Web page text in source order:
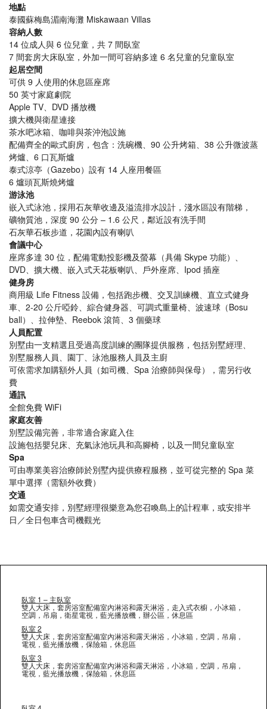
地點
泰國蘇梅島湄南海灘 Miskawaan Villas
容納人數
14 位成人與 6 位兒童，共 7 間臥室
7 間套房大床臥室，外加一間可容納多達 6 名兒童的兒童臥室
起居空間
可供 9 人使用的休息區座席
50 英寸家庭劇院
Apple TV、DVD 播放機
擴大機與衛星連接
茶水吧冰箱、咖啡與茶沖泡設施
配備齊全的歐式廚房，包含：洗碗機、90 公升烤箱、38 公升微波蒸
烤爐、6 口瓦斯爐
泰式涼亭（Gazebo）設有 14 人座用餐區
6 爐頭瓦斯燒烤爐
游泳池
嵌入式泳池，採用石灰華收邊及溢流排水設計，淺水區設有階梯，
礦物質池，深度 90 公分 – 1.6 公尺，鄰近設有洗手間
石灰華石板步道，花園內設有喇叭
會議中心
座席多達 30 位，配備電動投影機及螢幕（具備 Skype 功能）、
DVD、擴大機、嵌入式天花板喇叭、戶外座席、Ipod 插座
健身房
商用級 Life Fitness 設備，包括跑步機、交叉訓練機、直立式健身
車、2-20 公斤啞鈴、綜合健身器、可調式重量椅、波速球（Bosu
ball）、拉伸墊、Reebok 滾筒、3 個藥球
人員配置
別墅由一支精選且受過高度訓練的團隊提供服務，包括別墅經理、
別墅服務人員、園丁、泳池服務人員及主廚
可依需求加購額外人員（如司機、Spa 治療師與保母），需另行收
費
通訊
全館免費 WiFi
家庭友善
別墅設備完善，非常適合家庭入住
設施包括嬰兒床、充氣泳池玩具和高腳椅，以及一間兒童臥室
Spa
可由專業美容治療師於別墅內提供療程服務，並可從完整的 Spa 菜
單中選擇（需額外收費）
交通
如需交通安排，別墅經理很樂意為您召喚島上的計程車，或安排半
日／全日包車含司機觀光
臥室 1 – 主臥室
雙人大床，套房浴室配備室內淋浴和露天淋浴，走入式衣櫥，小冰箱，
空調，吊扇，衛星電視，藍光播放機，辦公區，休息區
臥室 2
雙人大床，套房浴室配備室內淋浴和露天淋浴，小冰箱，空調，吊扇，
電視，藍光播放機，保險箱，休息區
臥室 3
雙人大床，套房浴室配備室內淋浴和露天淋浴，小冰箱，空調，吊扇，
電視，藍光播放機，保險箱，休息區